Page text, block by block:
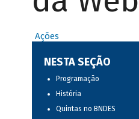
Ações
NESTA SEÇÃO
Programação
História
Quintas no BNDES